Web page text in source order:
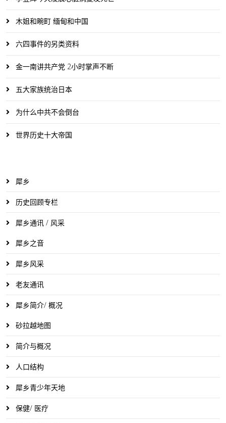
木姐和畹町 缅甸和中国
六四事件的另类资料
金一南讲共产党 2小时掌声不断
五大家族统治日本
为什么中共不会倒台
世界历史十大帝国
犀乡
历史回顾专栏
犀乡通讯 / 风采
犀乡之音
犀乡风采
老友通讯
犀乡简介/ 概况
砂拉越地图
简介与概况
人口结构
犀乡青少年天地
保健/ 医疗